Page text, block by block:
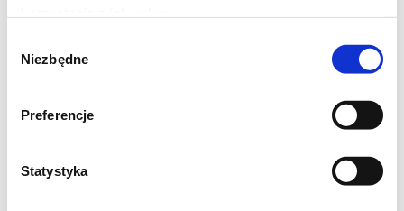
zgody
Niezbędne
Preferencje
Statystyka